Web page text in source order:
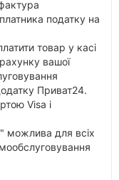
податку на
товар у касі
вашої
Приват24.
Visa і
можлива для всіх